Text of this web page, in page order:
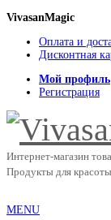
VivasanMagic
Оплата и
Дисконтная
Мой профиль
Регистрация
Интернет-магазин
Продукты для
MENU